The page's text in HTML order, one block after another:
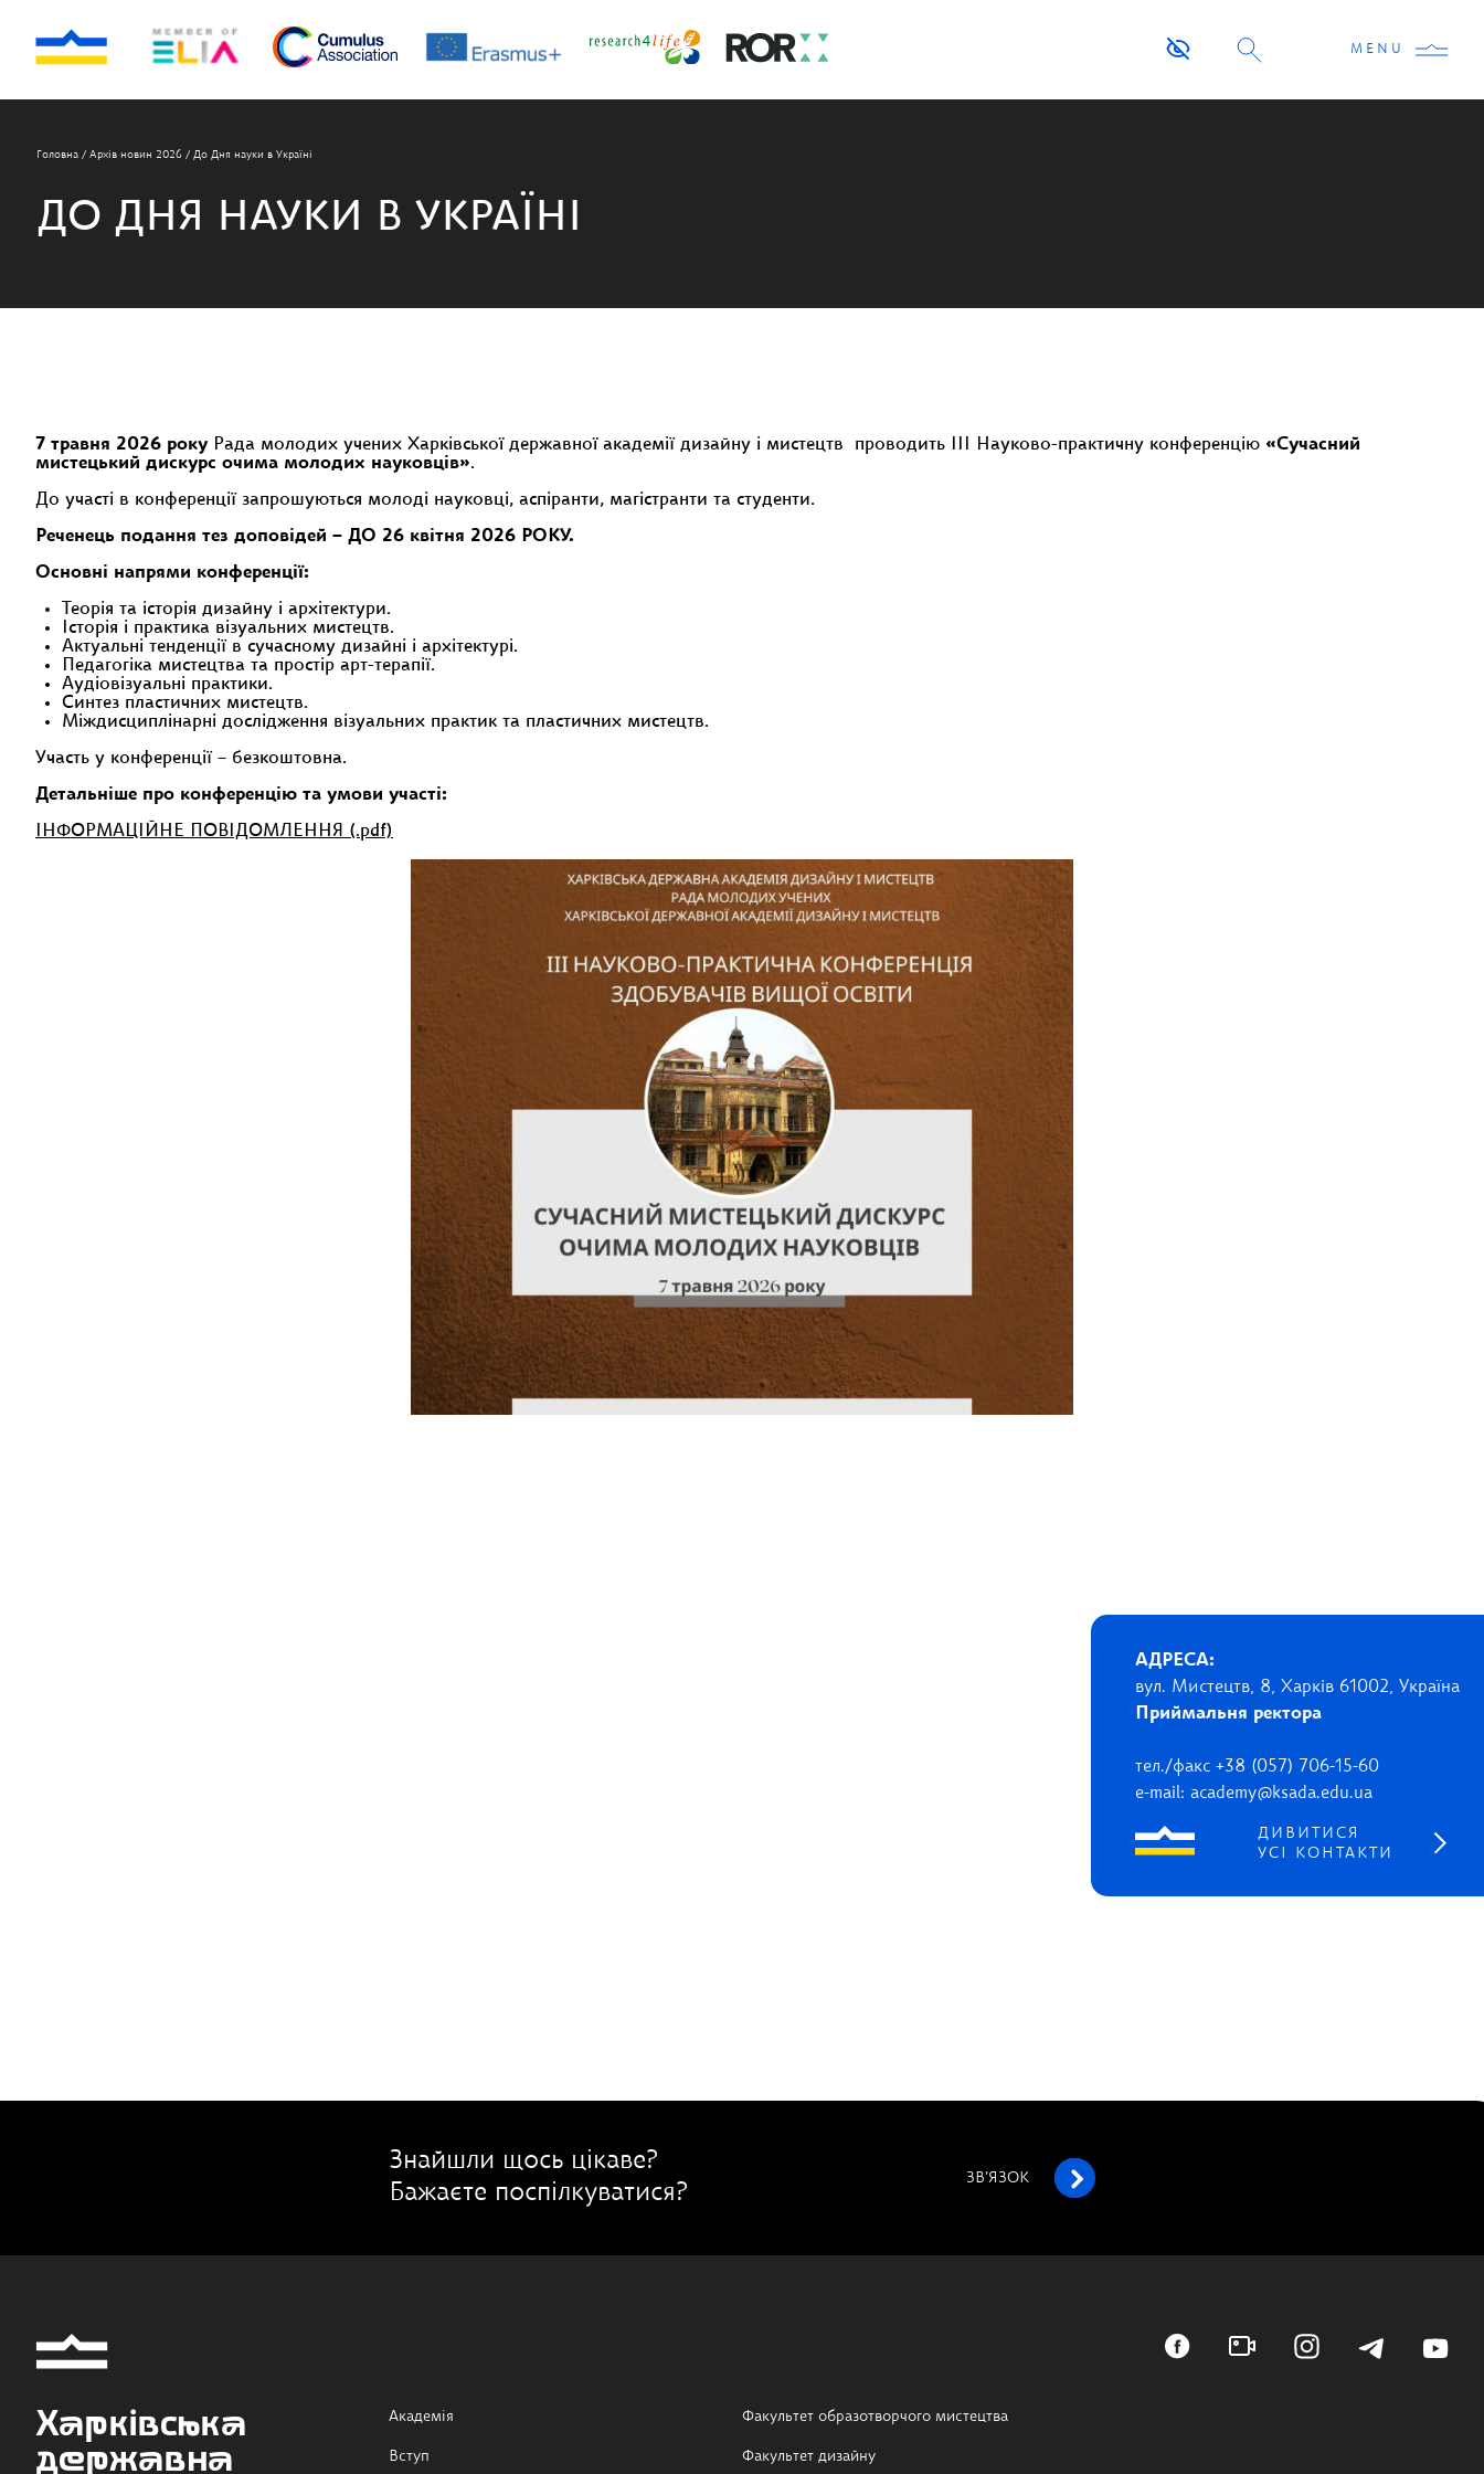
MENU
Головна / Архів новин 2026 / До Дня науки в Україні
ДО ДНЯ НАУКИ В УКРАЇНІ
7 травня 2026 рокуРада молодих учених Харківської державної академії дизайну і мистецтв проводить ІІІ Науково-практичну конференцію «Сучасний
мистецький дискурс очима молодих науковців».
До участі в конференції запрошуються молоді науковці, аспіранти, магістранти та студенти.
Реченець подання тез доповідей – ДО 26 квітня 2026 РОКУ.
Основні напрями конференції:
Теорія та історія дизайну і архітектури.
Історія і практика візуальних мистецтв.
Актуальні тенденції в сучасному дизайні і архітектурі.
Педагогіка мистецтва та простір арт-терапії.
Аудіовізуальні практики.
Синтез пластичних мистецтв.
Міждисциплінарні дослідження візуальних практик та пластичних мистецтв.
Участь у конференції – безкоштовна.
Детальніше про конференцію та умови участі:
ІНФОРМАЦІЙНЕ ПОВІДОМЛЕННЯ (.pdf)
АДРЕСА:
вул. Мистецтв, 8, Харків 61002, Україна
Приймальня ректора
тел./факс +38 (057) 706-15-60
e-mail: academy@ksada.edu.ua
ДИВИТИСЯ
УСІ КОНТАКТИ
Знайшли щось цікаве?
Бажаєте поспілкуватися?
ЗВ’ЯЗОК
Харківська
державна
Академія
Вступ
Факультет образотворчого мистецтва
Факультет дизайну